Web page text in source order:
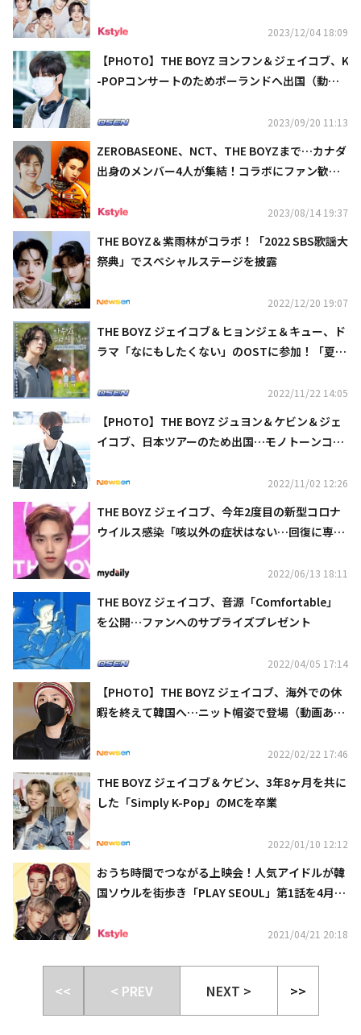
2023/12/04 18:09
【PHOTO】THE BOYZ ヨンフン＆ジェイコブ、K
-POPコンサートのためポーランドへ出国（動画
2023/09/20 11:13
ZEROBASEONE、NCT、THE BOYZまで…カナダ
出身のメンバー4人が集結！コラボにファン歓喜
2023/08/14 19:37
THE BOYZ＆紫雨林がコラボ！「2022 SBS歌謡大
祭典」でスペシャルステージを披露
2022/12/20 19:07
THE BOYZ ジェイコブ＆ヒョンジェ＆キュー、ド
ラマ「なにもしたくない」のOSTに参加！「夏の
2022/11/22 14:05
【PHOTO】THE BOYZ ジュヨン＆ケビン＆ジェ
イコブ、日本ツアーのため出国…モノトーンコー
2022/11/02 12:26
THE BOYZ ジェイコブ、今年2度目の新型コロナ
ウイルス感染「咳以外の症状はない…回復に専念
2022/06/13 18:11
THE BOYZ ジェイコブ、音源「Comfortable」
を公開…ファンへのサプライズプレゼント
2022/04/05 17:14
【PHOTO】THE BOYZ ジェイコブ、海外での休
暇を終えて韓国へ…ニット帽姿で登場（動画あ
2022/02/22 17:46
THE BOYZ ジェイコブ＆ケビン、3年8ヶ月を共に
した「Simply K-Pop」のMCを卒業
2022/01/10 12:12
おうち時間でつながる上映会！人気アイドルが韓
国ソウルを街歩き「PLAY SEOUL」第1話を4月23
2021/04/21 20:18
<< < PREV NEXT > >>